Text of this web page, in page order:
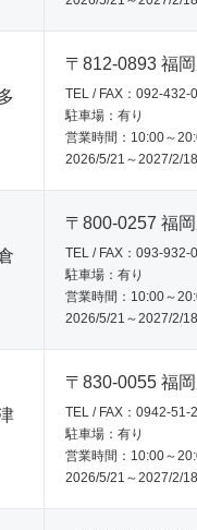
サイクルポー
実施店舗
〒812-0893 福
TEL / FAX：092-
駐車場：有り
営業時間：10:00～
2026/5/21～2027/2/
〒800-0257 福
TEL / FAX：093-932-
駐車場：有り
営業時間：10:00～
2026/5/21～2027/2/
〒830-0055 福
TEL / FAX：0942-
駐車場：有り
営業時間：10:00～
2026/5/21～2027/2/